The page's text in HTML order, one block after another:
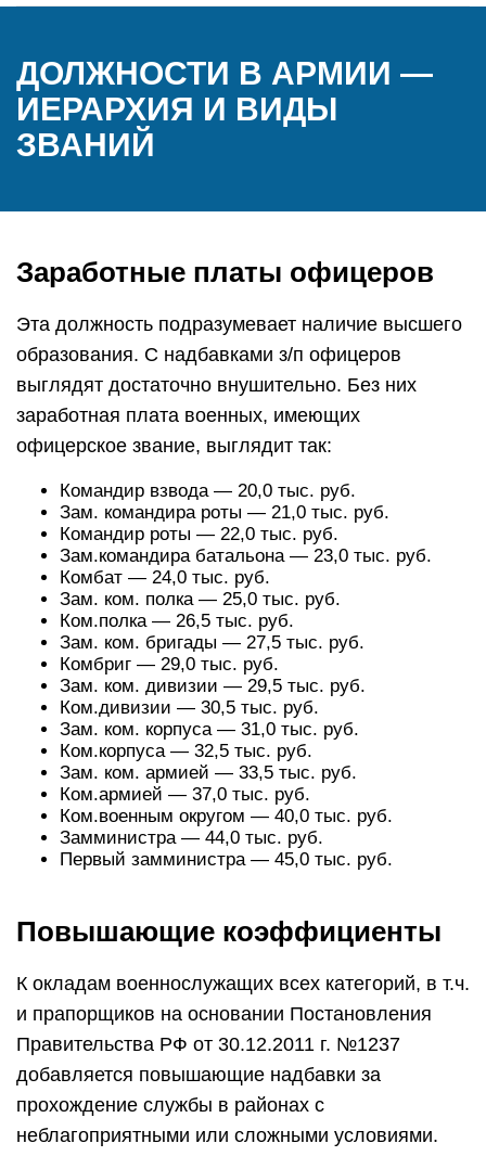
ДОЛЖНОСТИ В АРМИИ —
ИЕРАРХИЯ И ВИДЫ
ЗВАНИЙ
Заработные платы офицеров
Эта должность подразумевает наличие высшего
образования. С надбавками з/п офицеров
выглядят достаточно внушительно. Без них
заработная плата военных, имеющих
офицерское звание, выглядит так:
Командир взвода — 20,0 тыс. руб.
Зам. командира роты — 21,0 тыс. руб.
Командир роты — 22,0 тыс. руб.
Зам.командира батальона — 23,0 тыс. руб.
Комбат — 24,0 тыс. руб.
Зам. ком. полка — 25,0 тыс. руб.
Ком.полка — 26,5 тыс. руб.
Зам. ком. бригады — 27,5 тыс. руб.
Комбриг — 29,0 тыс. руб.
Зам. ком. дивизии — 29,5 тыс. руб.
Ком.дивизии — 30,5 тыс. руб.
Зам. ком. корпуса — 31,0 тыс. руб.
Ком.корпуса — 32,5 тыс. руб.
Зам. ком. армией — 33,5 тыс. руб.
Ком.армией — 37,0 тыс. руб.
Ком.военным округом — 40,0 тыс. руб.
Замминистра — 44,0 тыс. руб.
Первый замминистра — 45,0 тыс. руб.
Повышающие коэффициенты
К окладам военнослужащих всех категорий, в т.ч.
и прапорщиков на основании Постановления
Правительства РФ от 30.12.2011 г. №1237
добавляется повышающие надбавки за
прохождение службы в районах с
неблагоприятными или сложными условиями.